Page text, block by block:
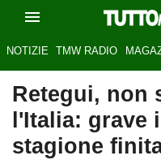
NOTIZIE TMW RADIO
Retegui, non
l'Italia: grave
stagione